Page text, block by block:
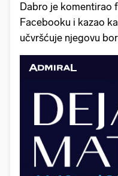
Dabro je komentirao
Facebooku i kazao
učvršćuje njegovu